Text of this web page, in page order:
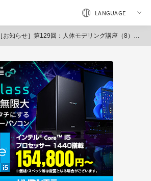
［お知らせ］第129回：人体モデリング講座（8）～写真をベースにスカルプトでモデルを調整する（3）～が配信開始（BlenderでCGをはじめよう！ゼロから学ぶ3DCG教室）